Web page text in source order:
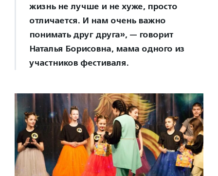
жизнь не лучше и не хуже, просто
отличается. И нам очень важно
понимать друг друга», — говорит
Наталья Борисовна, мама одного из
участников фестиваля.